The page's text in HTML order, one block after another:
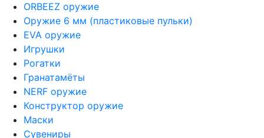
ORBEEZ оружие
Оружие 6 мм (пластиковые пульки)
EVA оружие
Игрушки
Рогатки
Гранатамёты
NERF оружие
Конструктор оружие
Маски
Сувениры